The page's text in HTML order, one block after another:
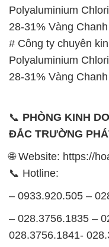
Polyaluminium
28-31% Vàng
# Công ty chuyên
Polyaluminium
28-31% Vàng
📞 PHÒNG KINH
ĐẮC TRƯỜNG
🌐 Website: https://
📞 Hotline:
– 0933.920.505 –
– 028.3756.1835 –
028.3756.1841-